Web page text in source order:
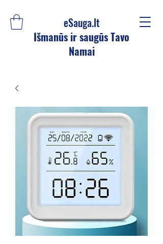
eSauga.lt
Išmanūs ir saugūs Tavo
Namai